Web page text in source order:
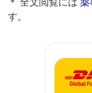
＊ 全文閲覧には薬
す。